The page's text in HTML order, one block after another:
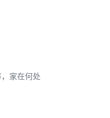
家在何处